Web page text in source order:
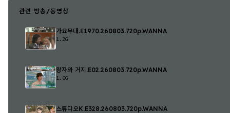
관련 방송/동영상
가요무대.E1970.260803.720p.WANNA
1.2G
왕자와 거지.E02.260803.720p.WANNA
1.6G
스튜디오K.E328.260803.720p.WANNA